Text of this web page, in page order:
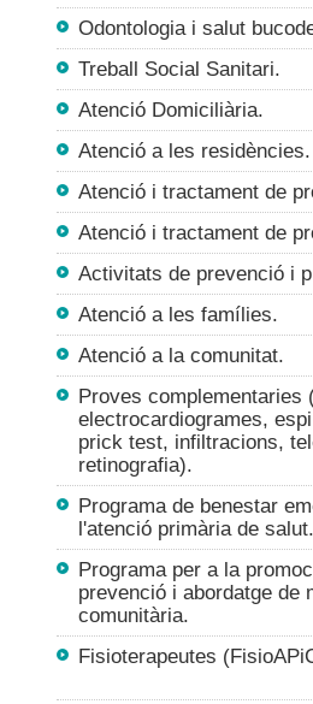
Odontologia i salut
Treball Social Sanitari.
Atenció Domiciliària.
Atenció a les residències.
Atenció i tractament de
Atenció i tractament de
Activitats de prevenció i
Atenció a les famílies.
Atenció a la comunitat.
Proves complementaries
electrocardiogrames,
prick test, infiltracions,
retinografia).
Programa de benestar
l'atenció primària de salut.
Programa per a la
prevenció i abordatge de
comunitària.